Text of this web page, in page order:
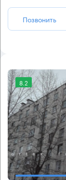
Позвонить
8.2